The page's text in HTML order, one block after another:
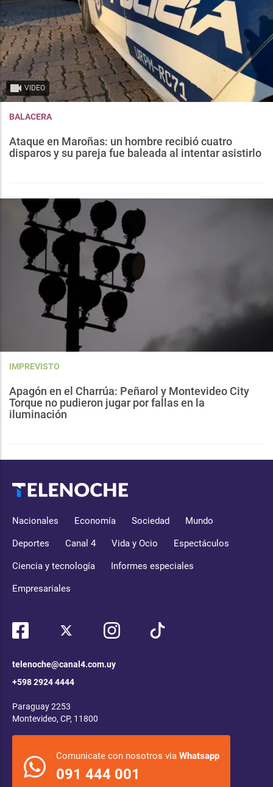
VIDEO
BALACERA
Ataque en Maroñas: un hombre recibió cuatro
disparos y su pareja fue baleada al intentar asistirlo
IMPREVISTO
Apagón en el Charrúa: Peñarol y Montevideo City
Torque no pudieron jugar por fallas en la
iluminación
Nacionales Economía Sociedad Mundo
Deportes Canal 4 Vida y Ocio Espectáculos
Ciencia y tecnología Informes especiales
Empresariales
telenoche@canal4.com.uy
+598 2924 4444
Paraguay 2253
Montevideo, CP, 11800
Comunicate con nosotros via Whatsapp
091 444 001